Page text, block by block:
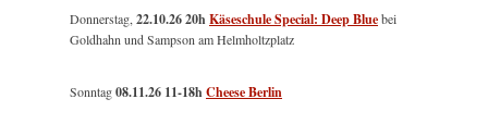
Donnerstag,22.10.26 20hKäseschule Special: Deep Bluebei
Goldhahn und Sampson am Helmholtzplatz
Sonntag08.11.26 11-18hCheese Berlin